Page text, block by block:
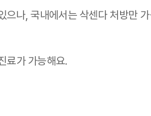
으나,국내에서는 삭센다 처방만 가
료가 가능해요.